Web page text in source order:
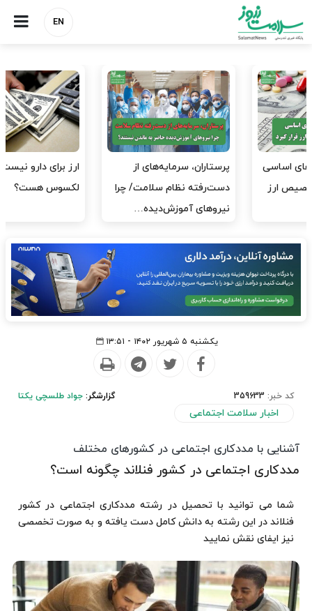
EN
ارز برای دارو نیست، برای
لکسوس هست؟
به وزیر اقتصاد و خانواده‌اش
خدمات درمانی ندهید
یکشنبه ۵ شهریور ۱۴۰۲ - ۱۳:۵۱
کد خبر: 359633
اخبار سلامت اجتماعی
گزارشگر: جواد طلسچی یکتا
آشنایی با مددکاری اجتماعی در کشورهای مختلف
مددکاری اجتماعی در کشور فنلاند چگونه است؟
شما می توانید با تحصیل در رشته مددکاری اجتماعی در کشور
فنلاند در این رشته به دانش کامل دست یافته و به صورت تخصصی
نیز ایفای نقش نمایید